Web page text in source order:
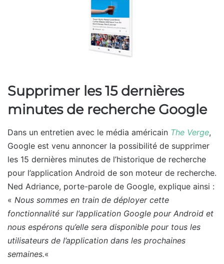
Supprimer les 15 dernières
minutes de recherche Google
Dans un entretien avec le média américain The Verge,
Google est venu annoncer la possibilité de supprimer
les 15 dernières minutes de l’historique de recherche
pour l’application Android de son moteur de recherche.
Ned Adriance, porte-parole de Google, explique ainsi :
« Nous sommes en train de déployer cette
fonctionnalité sur l’application Google pour Android et
nous espérons qu’elle sera disponible pour tous les
utilisateurs de l’application dans les prochaines
semaines.«